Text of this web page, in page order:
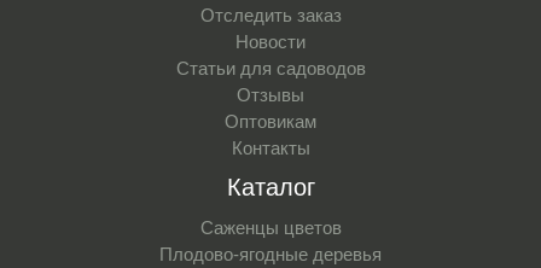
Отследить заказ
Новости
Статьи для садоводов
Отзывы
Оптовикам
Контакты
Каталог
Саженцы цветов
Плодово-ягодные деревья